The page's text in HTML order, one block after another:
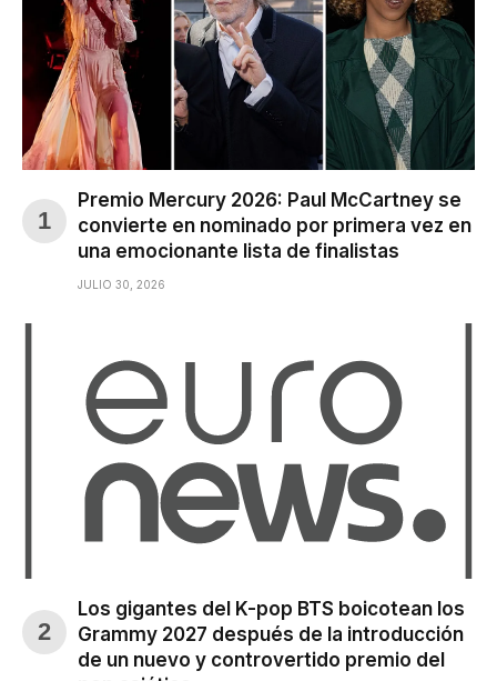
Premio Mercury 2026: Paul McCartney se
convierte en nominado por primera vez en
una emocionante lista de finalistas
JULIO 30, 2026
Los gigantes del K-pop BTS boicotean los
Grammy 2027 después de la introducción
de un nuevo y controvertido premio del